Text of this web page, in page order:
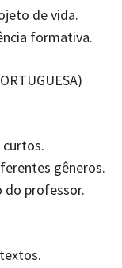
de vida.
formativa.
gêneros.
do professor.